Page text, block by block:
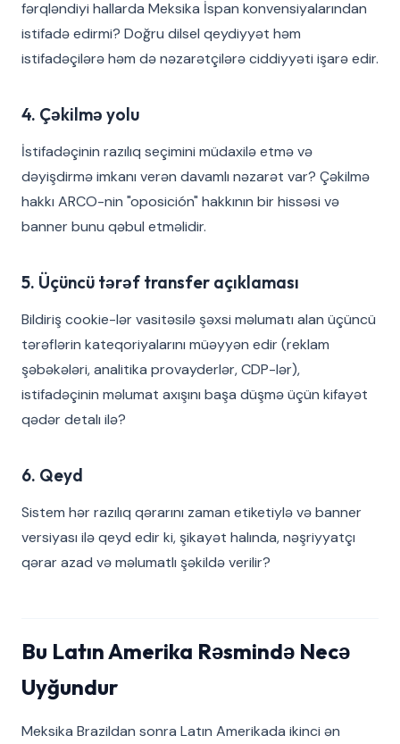
fərqləndiyi hallarda Meksika İspan konvensiyalarından
istifadə edirmi? Doğru dilsel qeydiyyət həm
istifadəçilərə həm də nəzarətçilərə ciddiyyəti işarə edir.
4. Çəkilmə yolu
İstifadəçinin razılıq seçimini müdaxilə etmə və
dəyişdirmə imkanı verən davamlı nəzarət var? Çəkilmə
hakkı ARCO-nin "oposición" hakkının bir hissəsi və
banner bunu qəbul etməlidir.
5. Üçüncü tərəf transfer açıklaması
Bildiriş cookie-lər vasitəsilə şəxsi məlumatı alan üçüncü
tərəflərin kateqoriyalarını müəyyən edir (reklam
şəbəkələri, analitika provayderlər, CDP-lər),
istifadəçinin məlumat axışını başa düşmə üçün kifayət
qədər detalı ilə?
6. Qeyd
Sistem hər razılıq qərarını zaman etiketiylə və banner
versiyası ilə qeyd edir ki, şikayət halında, nəşriyyatçı
qərar azad və məlumatlı şəkildə verilir?
Bu Latın Amerika Rəsmində Necə
Uyğundur
Meksika Brazildan sonra Latın Amerikada ikinci ən